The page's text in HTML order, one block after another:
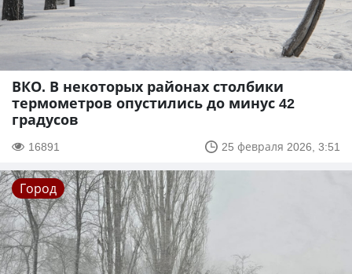
ВКО. В некоторых районах столбики
термометров опустились до минус 42
градусов
16891 25 февраля 2026, 3:51
Город